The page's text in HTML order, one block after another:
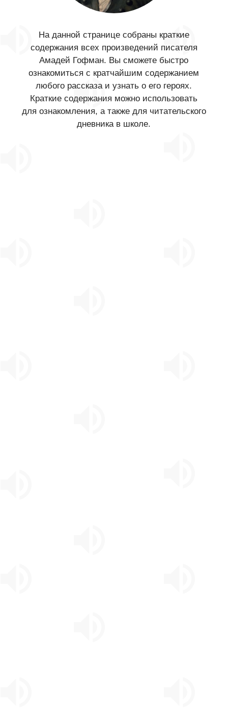
На данной странице собраны краткие
содержания всех произведений писателя
Амадей Гофман. Вы сможете быстро
ознакомиться с кратчайшим содержанием
любого рассказа и узнать о его героях.
Краткие содержания можно использовать
для ознакомления, а также для читательского
дневника в школе.